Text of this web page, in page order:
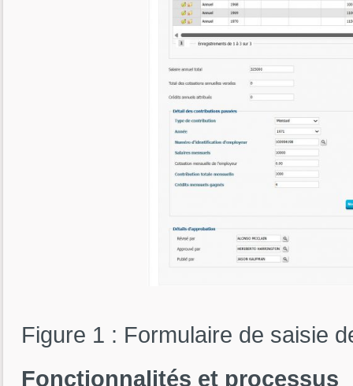
Figure 1 : Formulaire de saisie
Fonctionnalités et processus